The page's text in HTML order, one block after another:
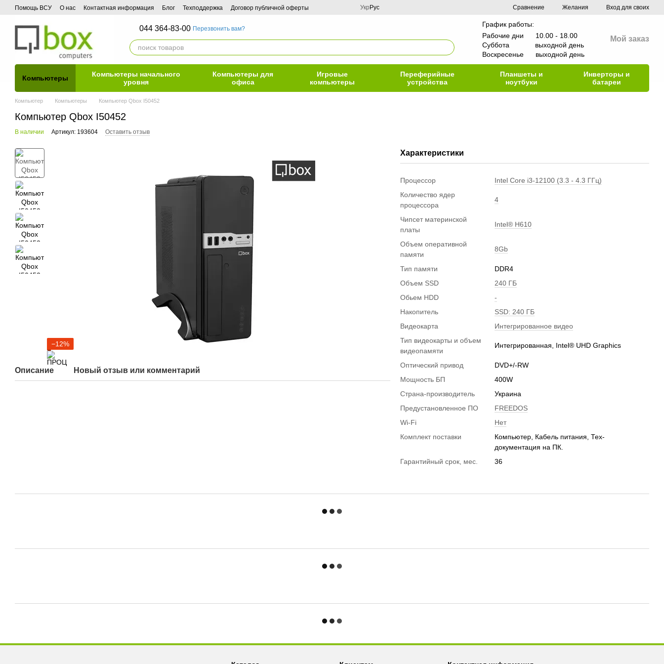
Перейти к основному контенту
Помощь ВСУ О нас Контактная информация Блог Техподдержка Договор публичной оферты Укр Рус Сравнение Желания Вход для своих
044 364-83-00 Перезвонить вам?
График работы:
Рабочие дни 10.00 - 18.00
Суббота выходной день
Воскресенье выходной день
Мой заказ
Компьютеры
Компьютеры начального
уровня
Компьютеры для
офиса
Игровые
компьютеры
Переферийные
устройства
Планшеты и
ноутбуки
Инверторы и
батареи
Компьютер Компьютеры Компьютер Qbox I50452
Компьютер Qbox I50452
В наличии Артикул: 193604 Оставить отзыв
−12%
Описание Новый отзыв или комментарий
Характеристики
Процессор
Intel Core i3-12100 (3.3 - 4.3 ГГц)
Количество ядер
процессора
4
Чипсет материнской
платы
Intel® H610
Объем оперативной
памяти
8Gb
Тип памяти
DDR4
Объем SSD
240 ГБ
Обьем HDD
-
Накопитель
SSD: 240 ГБ
Видеокарта
Интегрированное видео
Тип видеокарты и объем
видеопамяти
Интегрированная, Intel® UHD Graphics
Оптический привод
DVD+/-RW
Мощность БП
400W
Страна-производитель
Украина
Предустановленное ПО
FREEDOS
Wi-Fi
Нет
Комплект поставки
Компьютер, Кабель питания, Тех-
документация на ПК.
Гарантийный срок, мес.
36